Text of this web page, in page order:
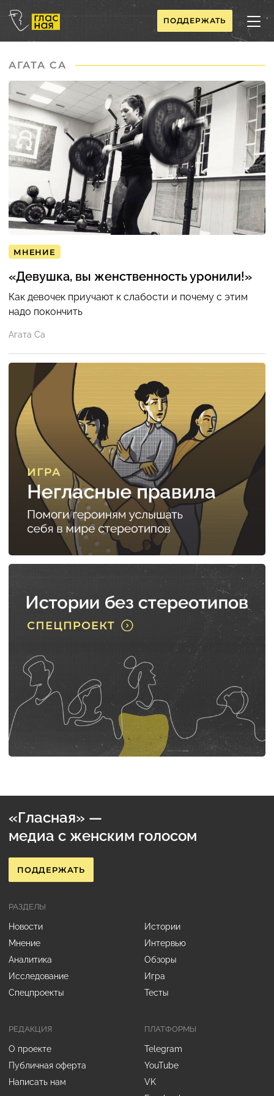
ПОДДЕРЖАТЬ
АГАТА СА
МНЕНИЕ
«Девушка, вы женственность уронили!»
Как девочек приучают к слабости и почему с этим
надо покончить
Агата Са
«Гласная» —
медиа с женским голосом
ПОДДЕРЖАТЬ
РЕДАКЦИЯ
О проекте
Публичная оферта
Написать нам
РАЗДЕЛЫ
Новости
Истории
Мнение
Интервью
Аналитика
Обзоры
Исследование
Игра
Спецпроекты
Тесты
ПЛАТФОРМЫ
Telegram
YouTube
VK